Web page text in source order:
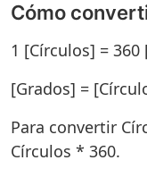
Cómo
1 [Círculos] = 360
[Grados] =
Para convertir
Círculos * 360.